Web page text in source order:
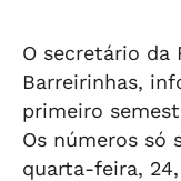
O secretário da
Barreirinhas,
primeiro
Os números só
quarta-feira,